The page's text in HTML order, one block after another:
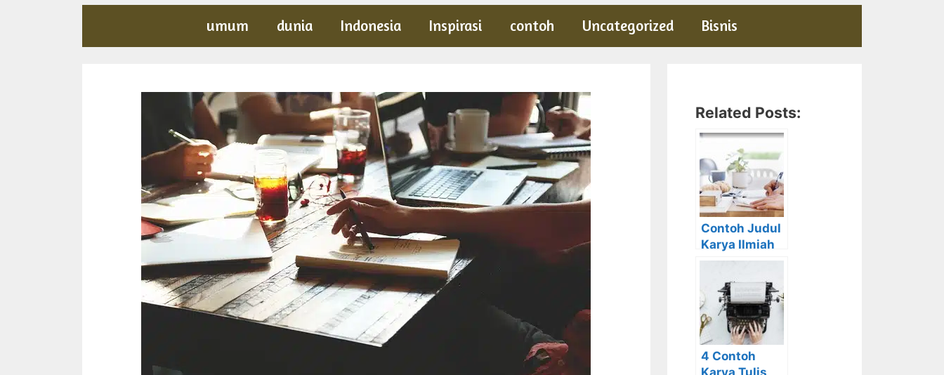
umum dunia Indonesia Inspirasi contoh Uncategorized Bisnis
Related Posts:
Contoh Judul
Karya Ilmiah
Tentang
Pendidikan,
Bahasa,
Hukum
4 Contoh
Karya Tulis